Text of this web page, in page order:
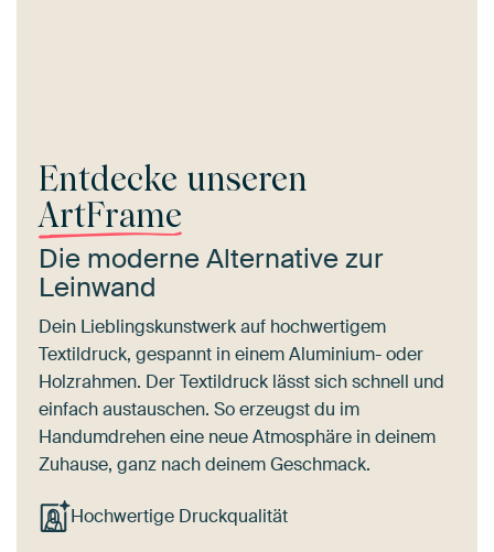
Entdecke unseren
ArtFrame
Die moderne Alternative zur
Leinwand
Dein Lieblingskunstwerk auf hochwertigem
Textildruck, gespannt in einem Aluminium- oder
Holzrahmen. Der Textildruck lässt sich schnell und
einfach austauschen. So erzeugst du im
Handumdrehen eine neue Atmosphäre in deinem
Zuhause, ganz nach deinem Geschmack.
Hochwertige Druckqualität